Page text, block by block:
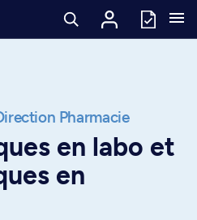
Pharmacie
en labo et
en